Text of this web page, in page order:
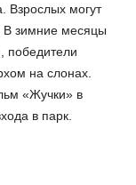
Взрослых могут
В зимние месяцы
победители
на слонах.
«Жучки» в
в парк.